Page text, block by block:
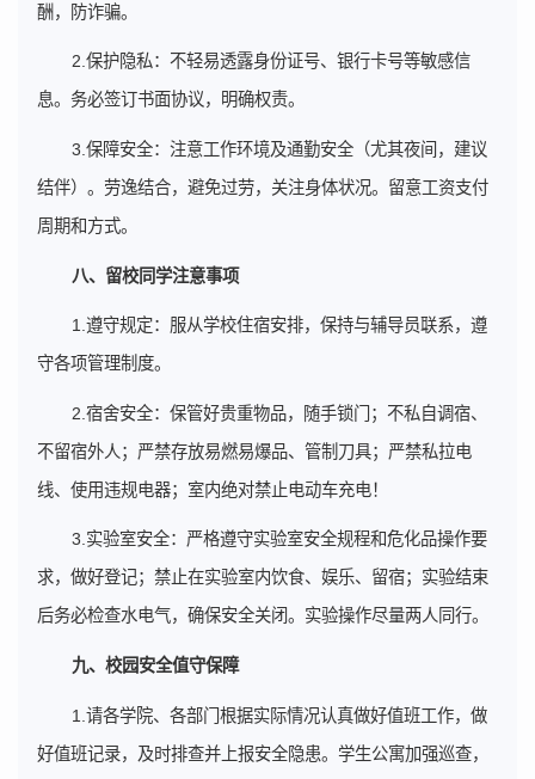
酬，防诈骗。
2.保护隐私：不轻易透露身份证号、银行卡号等敏感信
息。务必签订书面协议，明确权责。
3.保障安全：注意工作环境及通勤安全（尤其夜间，建议
结伴）。劳逸结合，避免过劳，关注身体状况。留意工资支付
周期和方式。
八、留校同学注意事项
1.遵守规定：服从学校住宿安排，保持与辅导员联系，遵
守各项管理制度。
2.宿舍安全：保管好贵重物品，随手锁门；不私自调宿、
不留宿外人；严禁存放易燃易爆品、管制刀具；严禁私拉电
线、使用违规电器；室内绝对禁止电动车充电！
3.实验室安全：严格遵守实验室安全规程和危化品操作要
求，做好登记；禁止在实验室内饮食、娱乐、留宿；实验结束
后务必检查水电气，确保安全关闭。实验操作尽量两人同行。
九、校园安全值守保障
1.请各学院、各部门根据实际情况认真做好值班工作，做
好值班记录，及时排查并上报安全隐患。学生公寓加强巡查，